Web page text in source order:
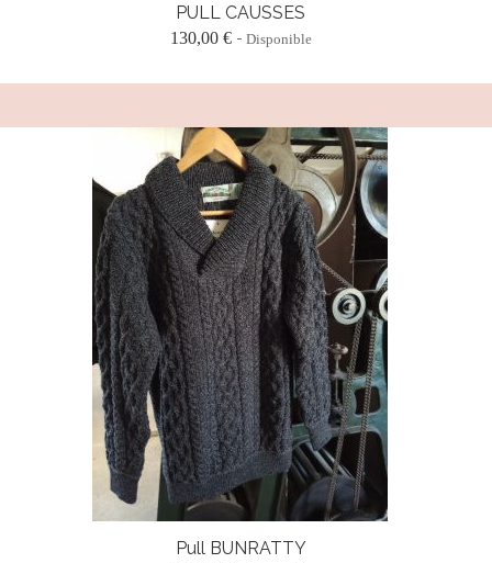
PULL CAUSSES
130,00 € Disponible
Pull BUNRATTY